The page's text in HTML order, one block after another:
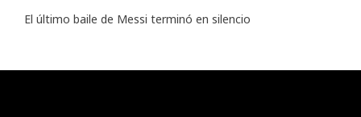
El último baile de Messi terminó en silencio